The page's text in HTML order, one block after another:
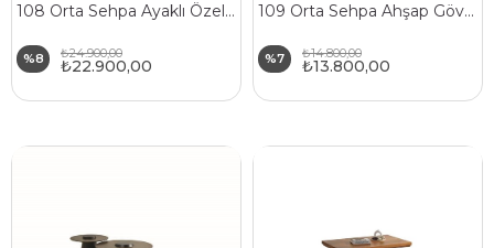
108 Orta Sehpa Ayaklı Özel Kesim Doğal Ahşap Gövde Cam Üst Tabla
%8 ₺22.900,00
₺24.900,00
109 Orta Sehpa Ahşap Gövde Özel Tasarım
%7 ₺13.800,00
₺14.800,00